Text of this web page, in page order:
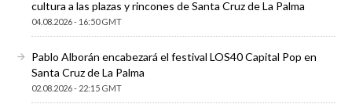
cultura a las plazas y rincones de Santa Cruz de La Palma
04.08.2026 - 16:50 GMT
Pablo Alborán encabezará el festival LOS40 Capital Pop en
Santa Cruz de La Palma
02.08.2026 - 22:15 GMT